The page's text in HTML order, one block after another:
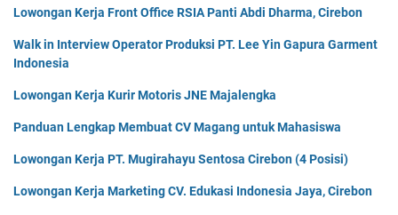
Lowongan Kerja Front Office RSIA Panti Abdi Dharma, Cirebon
Walk in Interview Operator Produksi PT. Lee Yin Gapura Garment
Indonesia
Lowongan Kerja Kurir Motoris JNE Majalengka
Panduan Lengkap Membuat CV Magang untuk Mahasiswa
Lowongan Kerja PT. Mugirahayu Sentosa Cirebon (4 Posisi)
Lowongan Kerja Marketing CV. Edukasi Indonesia Jaya, Cirebon